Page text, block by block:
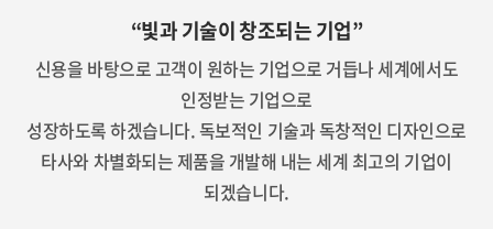
“빛과 기술이 창조되는 기업”
신용을 바탕으로 고객이 원하는 기업으로 거듭나 세계에서도
인정받는 기업으로
성장하도록 하겠습니다. 독보적인 기술과 독창적인 디자인으로
타사와 차별화되는 제품을 개발해 내는 세계 최고의 기업이
되겠습니다.